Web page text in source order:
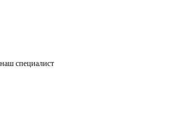
специалист